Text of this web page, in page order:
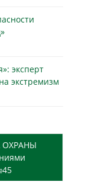
эксперт
экстремизм
ОХРАНЫ